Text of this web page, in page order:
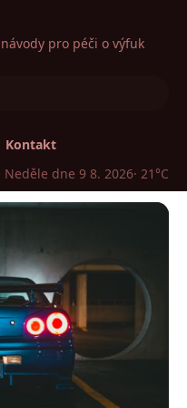
pro péči o výfuk
Kontakt
Neděle dne 9 8. 2026· 21°C